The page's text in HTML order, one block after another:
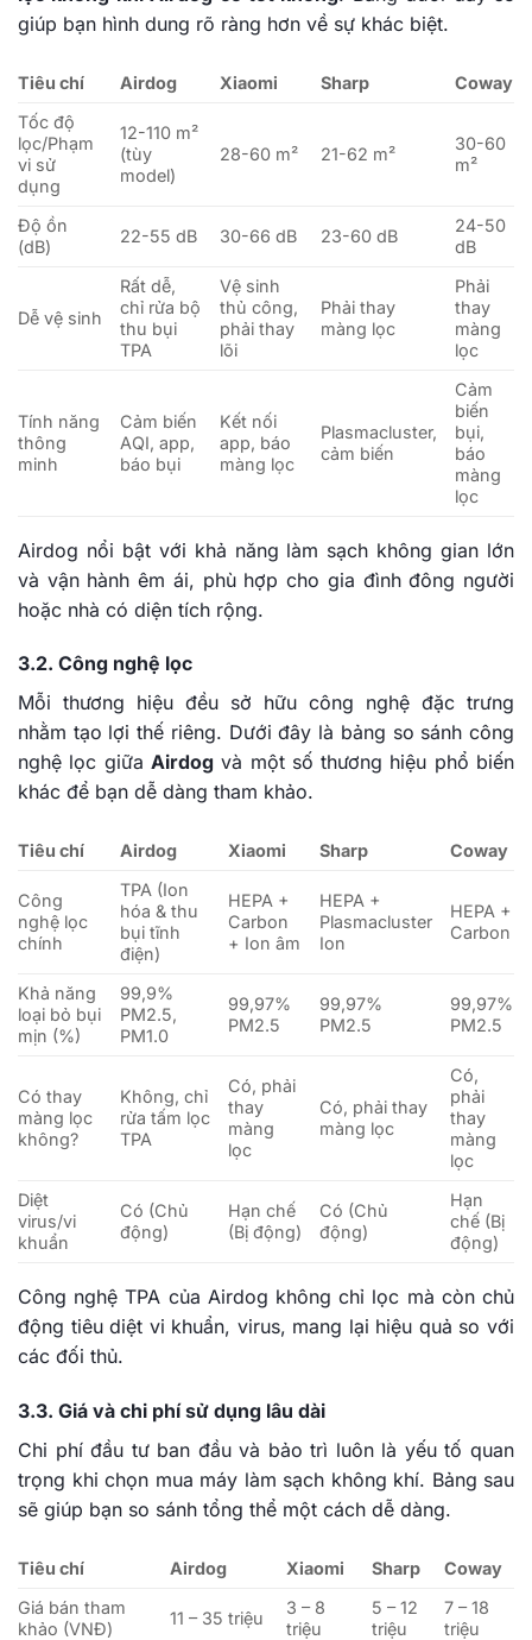
giúp bạn hình dung rõ ràng hơn về sự khác biệt.
Tiêu chí Airdog Xiaomi Sharp
Coway
Tốc độ
lọc/Phạm
vi sử
dụng
12-110 m²
(tùy
model)
28-60 m² 21-62 m²
30-60
m²
Độ ồn
(dB)
22-55 dB 30-66 dB 23-60 dB
24-50
dB
Dễ vệ sinh
Rất dễ,
chỉ rửa bộ
thu bụi
TPA
Vệ sinh
thủ công,
phải thay
lõi
Phải thay
màng lọc
Phải
thay
màng
lọc
Tính năng
thông
minh
Cảm biến
AQI, app,
báo bụi
Kết nối
app, báo
màng lọc
Plasmacluster,
cảm biến
Cảm
biến
bụi,
báo
màng
lọc
Airdog nổi bật với khả năng làm sạch không gian lớn
và vận hành êm ái, phù hợp cho gia đình đông người
hoặc nhà có diện tích rộng.
3.2. Công nghệ lọc
Mỗi thương hiệu đều sở hữu công nghệ đặc trưng
nhằm tạo lợi thế riêng. Dưới đây là bảng so sánh công
nghệ lọc giữa Airdogvà một số thương hiệu phổ biến
khác để bạn dễ dàng tham khảo.
Tiêu chí Airdog Xiaomi Sharp Coway
Công
nghệ lọc
chính
TPA (Ion
hóa & thu
bụi tĩnh
điện)
HEPA +
Carbon
+ Ion âm
HEPA +
Plasmacluster
Ion
HEPA +
Carbon
Khả năng
loại bỏ bụi
mịn (%)
99,9%
PM2.5,
PM1.0
99,97%
PM2.5
99,97%
PM2.5
99,97%
PM2.5
Có thay
màng lọc
không?
Không, chỉ
rửa tấm lọc
TPA
Có, phải
thay
màng
lọc
Có, phải thay
màng lọc
Có,
phải
thay
màng
lọc
Diệt
virus/vi
khuẩn
Có (Chủ
động)
Hạn chế
(Bị động)
Có (Chủ
động)
Hạn
chế (Bị
động)
Công nghệ TPA của Airdog không chỉ lọc mà còn chủ
động tiêu diệt vi khuẩn, virus, mang lại hiệu quả so với
các đối thủ.
3.3. Giá và chi phí sử dụng lâu dài
Chi phí đầu tư ban đầu và bảo trì luôn là yếu tố quan
trọng khi chọn mua máy làm sạch không khí. Bảng sau
sẽ giúp bạn so sánh tổng thể một cách dễ dàng.
Tiêu chí Airdog Xiaomi Sharp
Coway
Giá bán tham
khảo (VNĐ)
11 – 35 triệu
3 – 8
triệu
5 – 12
triệu
7 – 18
triệu